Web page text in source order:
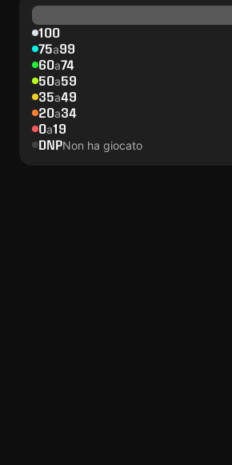
100
75a99
60a74
50a59
35a49
20a34
0a19
DNPNon ha giocato